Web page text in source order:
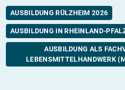
AUSBILDUNG RÜLZHEIM 2026
AUSBILDUNG IN RHEINLAND-
AUSBILDUNG ALS
LEBENSMITTELHANDWERK